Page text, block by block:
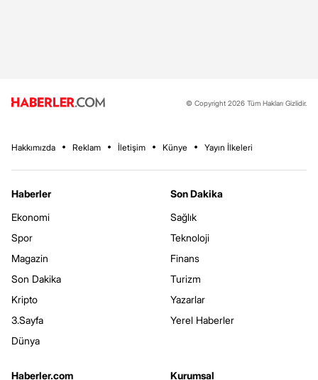
© Copyright 2026 Tüm Hakları Gizlidir.
Hakkımızda Reklam İletişim Künye Yayın İlkeleri
Haberler
Ekonomi
Spor
Magazin
Son Dakika
Kripto
3.Sayfa
Dünya
Son Dakika
Sağlık
Teknoloji
Finans
Turizm
Yazarlar
Yerel Haberler
Haberler.com
Kurumsal